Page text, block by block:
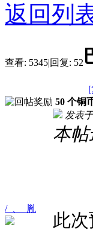
返回列
查看: 5345|回复: 52
[
50 个铜
/_、_胤
发表
本帖
此